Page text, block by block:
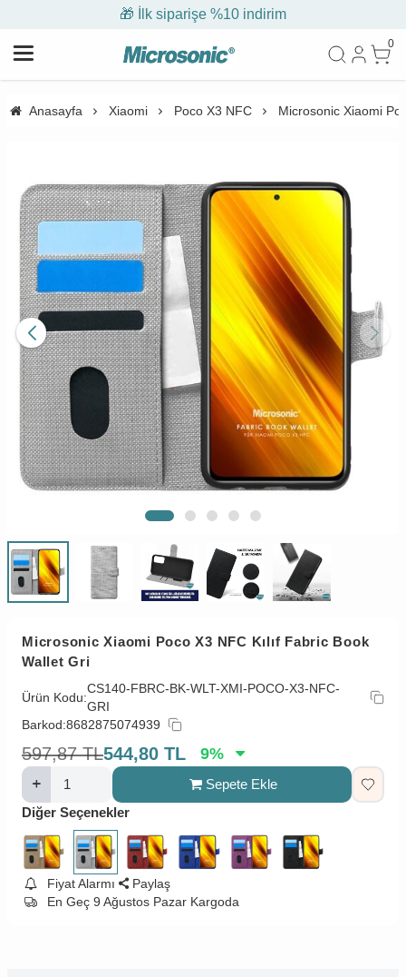
🎁 İlk siparişe %10 indirim
0
Anasayfa Xiaomi Poco X3 NFC Microsonic Xiaomi
Microsonic Xiaomi Poco X3 NFC Kılıf Fabric Book
Wallet Gri
Ürün Kodu:
CS140-FBRC-BK-WLT-XMI-POCO-X3-NFC-
GRI
Barkod:8682875074939
597,87 TL544,80 TL 9%
Sepete Ekle
Diğer Seçenekler
Fiyat Alarmı
Paylaş
En Geç 9 Ağustos Pazar Kargoda